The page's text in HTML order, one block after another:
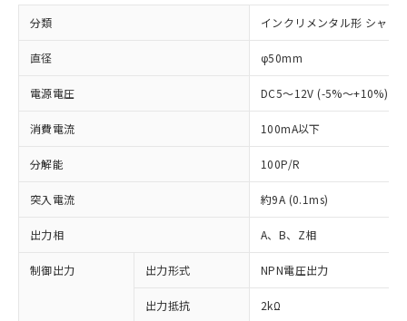
分類 インクリメンタル形 シャフ
直径 φ50mm
電源電圧 DC5～12V (-5%～+10%)
消費電流 100mA以下
分解能 100P/R
突入電流 約9A (0.1ms)
出力相 A、B、Z相
制御出力 出力形式 NPN電圧出力
出力抵抗 2kΩ